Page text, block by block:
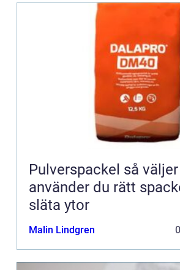
Pulverspackel så väljer och
använder du rätt
släta ytor
Malin Lindgren